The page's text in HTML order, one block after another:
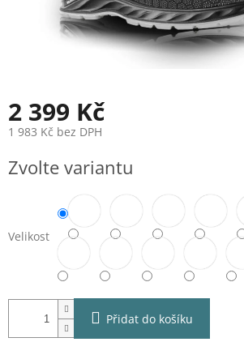
2 399 Kč
1 983 Kč bez DPH
cena:
Zvolte variantu
Velikost
Přidat do košíku